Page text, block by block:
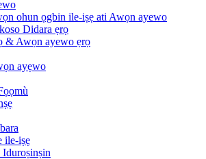
ohun ọgbin ile-iṣẹ ati Awọn ayewo
Didara ẹrọ
& Awọn ayewo ẹrọ
ayẹwo
ile-iṣẹ